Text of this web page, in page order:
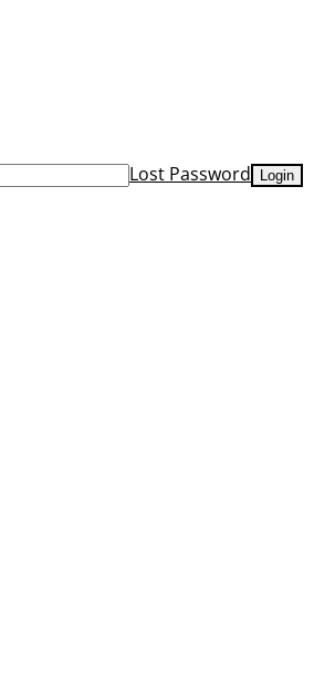
Lost Password